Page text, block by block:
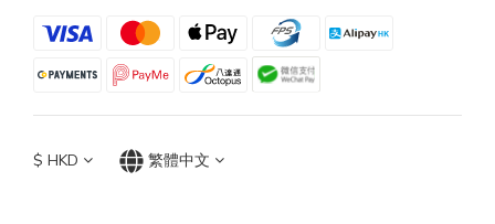
$ HKD 繁體中文